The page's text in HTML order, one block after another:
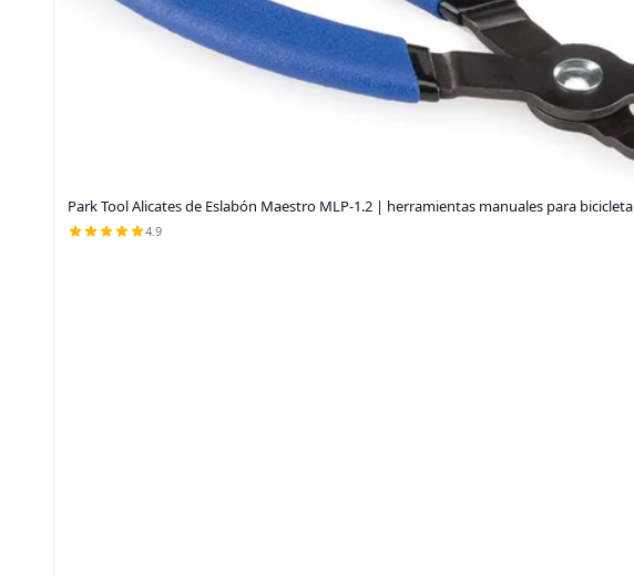
Park Tool Alicates de Eslabón Maestro MLP-1.2 | herramientas manuales para bicicleta
4.9